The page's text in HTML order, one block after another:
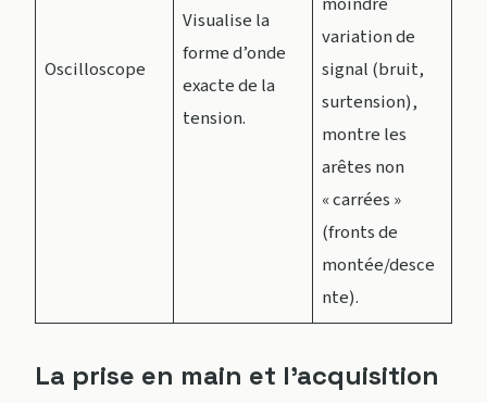
Oscilloscope
Visualise la
forme d’onde
exacte de la
tension.
variation de
signal (bruit,
surtension),
montre les
arêtes non
« carrées »
(fronts de
montée/desce
nte).
La prise en main et l’acquisition